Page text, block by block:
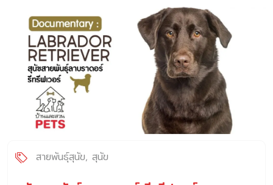
รนอร์มัน หรือแซกซัน บรรพบุรุษของพวกเขาถูกนำเข้ามาโดย
ชาวเซลต์ ที่อพยพมาทางทวีปยุโรป ในขณะนั้น สุนัขคอร์กี้มีหน้าที่
สำคัญในชีวิตของคนชนบท เช่น ต้อนวัว ขับไล่สัตว์ เฝ้าไร่ และ
เตือนภัยยามค่ำคืน เป็นต้น โดยสภาพแวดล้อมที่พวกเขาอาศัยอยู่
เป็นพื้นที่ห่างไกลที่ไม่มีรั้ว ไม่มีไฟฟ้า และไม่มีเวลาให้ซ้อม พวก
เขาคือสุนัขทำงานในดินแดนที่พึ่งพาใครไม่ได้ เพราะฉะนั้น ความ
สามารถของเขาไม่ได้มาจากความเร็ว หรือแรงกัด แต่มาจาก
“สมอง” และ “ไหวพริบ” ไม่ต่างจากช่างฝีมือในหมู่บ้าน ที่รู้ว่า
เมื่อไรควรตีเหล็ก และเมื่อไรควรพักรอให้ไฟอ่อน ลักษณะตาม
มาตรฐานสายพันธุ์ ถ้าเปรียบสุนัขเป็นเครื่องดนตรี Cardigan
Welsh Corgi หรือ […]
สายพันธุ์สุนัข สุนัข